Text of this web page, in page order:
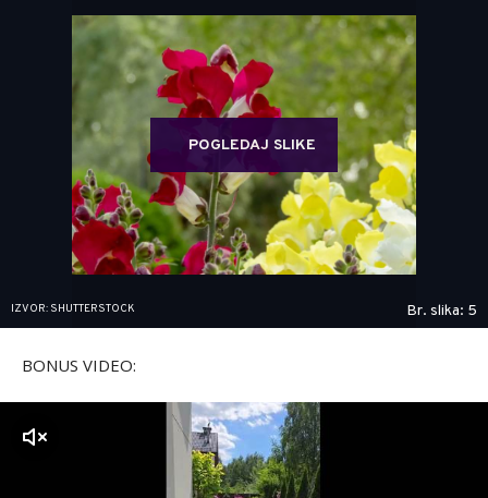
POGLEDAJ SLIKE
IZVOR: SHUTTERSTOCK Br. slika: 5
BONUS VIDEO: